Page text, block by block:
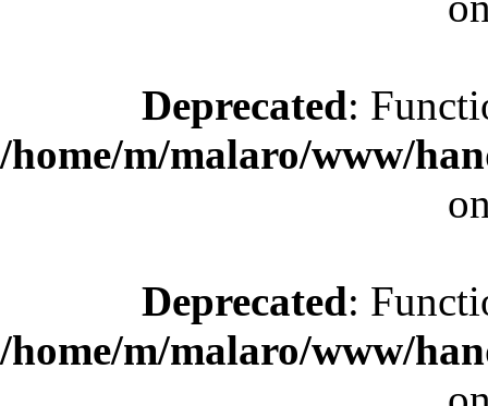
Deprecated:
/home/m/malaro/www/
Deprecated:
/home/m/malaro/www/